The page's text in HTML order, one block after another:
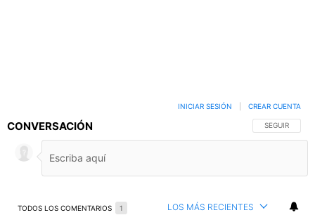
CONVERSACIÓN SIGA ESTA
SEGUIR
INICIAR SESIÓN CREAR CUENTA
TODOS LOS COMENTARIOS 1 LOS MÁS RECIENTES